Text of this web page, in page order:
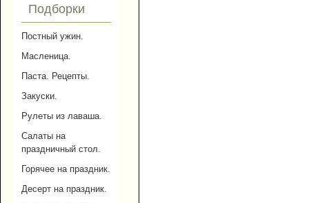
Подборки
Постный ужин.
Масленица.
Паста. Рецепты.
Закуски.
Рулеты из лаваша.
Салаты на
праздничный стол.
Горячее на праздник.
Десерт на праздник.